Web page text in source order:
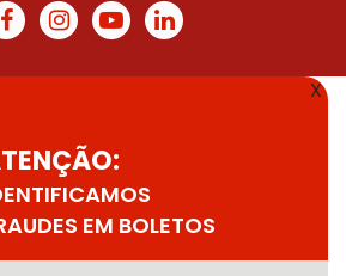
X
EM BOLETOS